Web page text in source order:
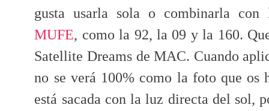
gusta usarla sola o combinarla con
MUFE, como la 92, la 09 y la 160.
Satellite Dreams de MAC. Cuando
no se verá 100% como la foto que os
está sacada con la luz directa del sol,